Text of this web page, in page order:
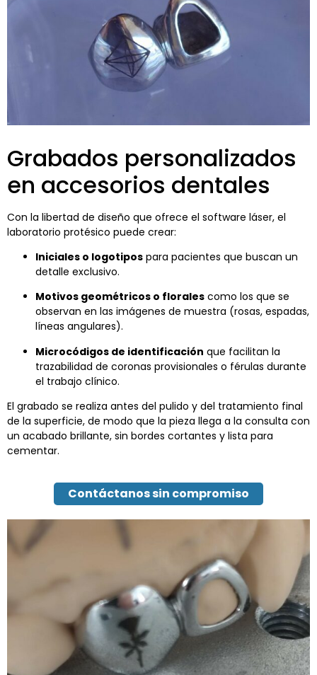
Grabados personalizados
en accesorios dentales
Con la libertad de diseño que ofrece el software láser, el
laboratorio protésico puede crear:
Iniciales o logotipos para pacientes que buscan un
detalle exclusivo.
Motivos geométricos o florales como los que se
observan en las imágenes de muestra (rosas, espadas,
líneas angulares).
Microcódigos de identificación que facilitan la
trazabilidad de coronas provisionales o férulas durante
el trabajo clínico.
El grabado se realiza antes del pulido y del tratamiento final
de la superficie, de modo que la pieza llega a la consulta con
un acabado brillante, sin bordes cortantes y lista para
cementar.
Contáctanos sin compromiso